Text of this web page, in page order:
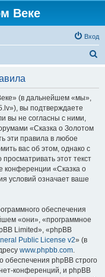
Веке
Вход
(в дальнейшем «мы»,
вы подтверждаете
вы не согласны с ними,
«Сказка о Золотом
эти правила в любое
вас об этом, однако с
этот текст
конференции «Сказка о
условий означает ваше
обеспечения
«они», «программное
Limited», «phpBB
Public License v2» (в
www.phpbb.com.
обеспечения phpBB строго
конференций, и phpBB